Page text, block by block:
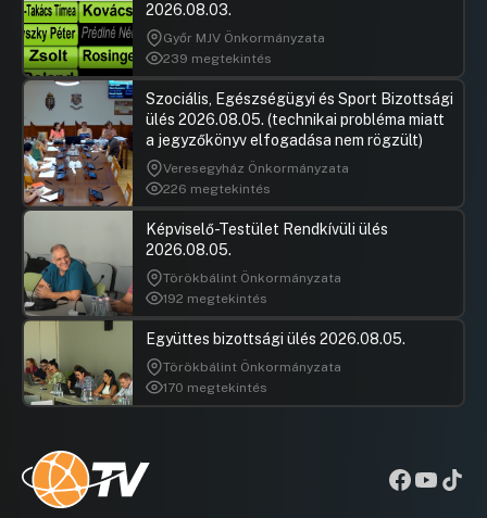
2026.08.03.
Győr MJV Önkormányzata
239 megtekintés
Szociális, Egészségügyi és Sport Bizottsági
ülés 2026.08.05. (technikai probléma miatt
a jegyzőkönyv elfogadása nem rögzült)
Veresegyház Önkormányzata
226 megtekintés
Képviselő-Testület Rendkívüli ülés
2026.08.05.
Törökbálint Önkormányzata
192 megtekintés
Együttes bizottsági ülés 2026.08.05.
Törökbálint Önkormányzata
170 megtekintés